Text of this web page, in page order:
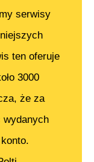
serwisy
ten oferuje
3000
że za
wydanych